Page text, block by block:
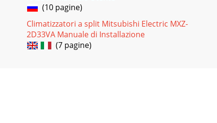
(10 pagine)
Climatizzatori a split Mitsubishi Electric MXZ-
2D33VA Manuale di Installazione
(7 pagine)